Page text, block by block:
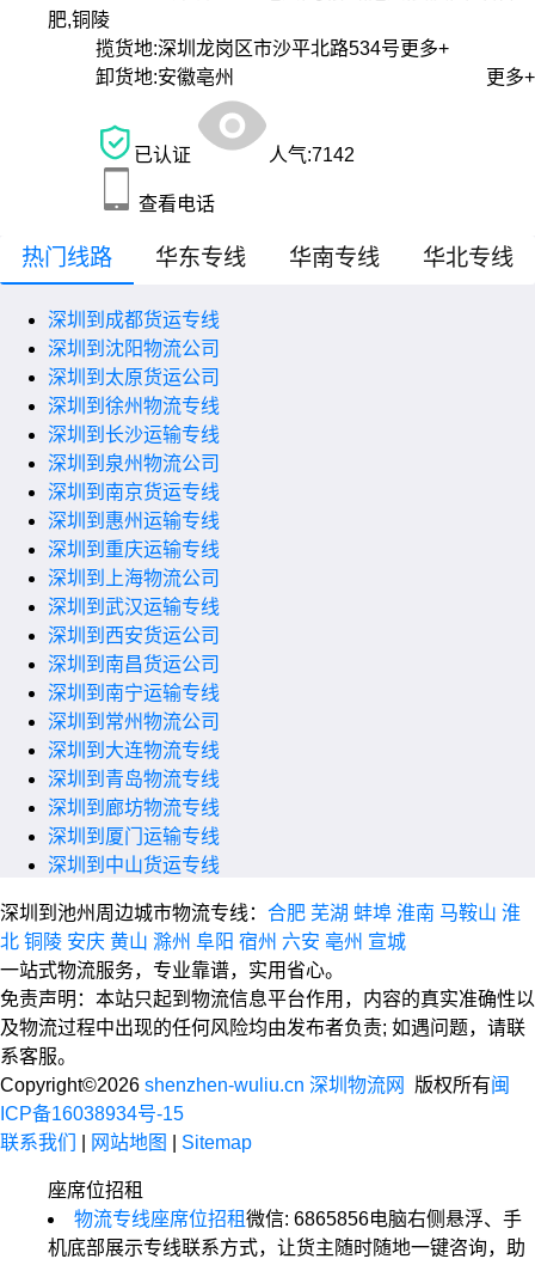
肥,铜陵
揽货地:深圳龙岗区市沙平北路534号更多+
卸货地:安徽亳州 更多+
已认证 人气:7142
查看电话
热门线路 华东专线 华南专线 华北专线
深圳到成都货运专线
深圳到沈阳物流公司
深圳到太原货运公司
深圳到徐州物流专线
深圳到长沙运输专线
深圳到泉州物流公司
深圳到南京货运专线
深圳到惠州运输专线
深圳到重庆运输专线
深圳到上海物流公司
深圳到武汉运输专线
深圳到西安货运公司
深圳到南昌货运公司
深圳到南宁运输专线
深圳到常州物流公司
深圳到大连物流专线
深圳到青岛物流专线
深圳到廊坊物流专线
深圳到厦门运输专线
深圳到中山货运专线
深圳到池州周边城市物流专线： 合肥 芜湖 蚌埠 淮南 马鞍山 淮
北 铜陵 安庆 黄山 滁州 阜阳 宿州 六安 亳州 宣城
一站式物流服务，专业靠谱，实用省心。
免责声明：本站只起到物流信息平台作用，内容的真实准确性以
及物流过程中出现的任何风险均由发布者负责; 如遇问题，请联
系客服。
Copyright©2026 shenzhen-wuliu.cn 深圳物流网 版权所有闽
ICP备16038934号-15
联系我们
网站地图 Sitemap
座席位招租
物流专线座席位招租微信: 6865856电脑右侧悬浮、手
机底部展示专线联系方式，让货主随时随地一键咨询，助